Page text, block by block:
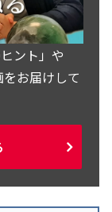
ント」や
をお届けして